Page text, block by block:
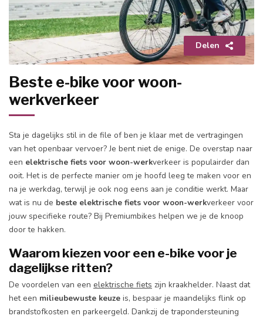
Delen
Beste e-bike voor woon-
werkverkeer
Sta je dagelijks stil in de file of ben je klaar met de vertragingen
van het openbaar vervoer? Je bent niet de enige. De overstap naar
een elektrische fiets voor woon-werkverkeer is populairder dan
ooit. Het is de perfecte manier om je hoofd leeg te maken voor en
na je werkdag, terwijl je ook nog eens aan je conditie werkt. Maar
wat is nu de beste elektrische fiets voor woon-werkverkeer voor
jouw specifieke route? Bij Premiumbikes helpen we je de knoop
door te hakken.
Waarom kiezen voor een e-bike voor je
dagelijkse ritten?
De voordelen van een elektrische fiets zijn kraakhelder. Naast dat
het een milieubewuste keuze is, bespaar je maandelijks flink op
brandstofkosten en parkeergeld. Dankzij de trapondersteuning